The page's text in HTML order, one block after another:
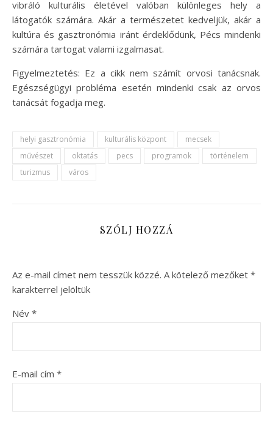
vibráló kulturális életével valóban különleges hely a
látogatók számára. Akár a természetet kedveljük, akár a
kultúra és gasztronómia iránt érdeklődünk, Pécs mindenki
számára tartogat valami izgalmasat.
Figyelmeztetés: Ez a cikk nem számít orvosi tanácsnak.
Egészségügyi probléma esetén mindenki csak az orvos
tanácsát fogadja meg.
helyi gasztronómia kulturális központ
mecsek
művészet
oktatás pecs programok
történelem
turizmus
város
SZÓLJ HOZZÁ
Az e-mail címet nem tesszük közzé. A kötelező mezőket *
karakterrel jelöltük
Név *
E-mail cím *